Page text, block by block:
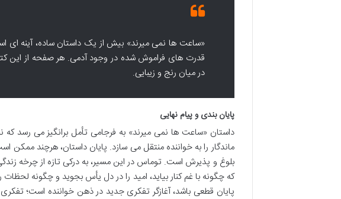
«ساعت ها نمی میرند» بیش از یک داستان ساده، آینه ای
قدرت های فراموش شده در وجود آدمی. هر صفحه از این
در میان رنج و زیبایی.
پایان بندی و پیام نهایی
داستان «ساعت ها نمی میرند» به فرجامی تأمل برانگیز می رسد که
ماندگار را به خواننده منتقل می سازد. پایان داستان، هرچند ممکن
بلوغ و پذیرش است. توماس در این مسیر، به درکی تازه از چرخه
که چگونه با غم کنار بیاید، امید را در دل یأس بجوید و چگونه
پایان قطعی باشد، آغازگر تفکری جدید در ذهن خواننده است؛